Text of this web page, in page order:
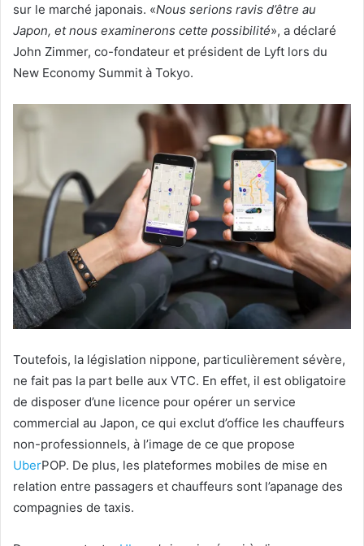
sur le marché japonais. «Nous serions ravis d’être au
Japon, et nous examinerons cette possibilité», a déclaré
John Zimmer, co-fondateur et président de Lyft lors du
New Economy Summit à Tokyo.
Toutefois, la législation nippone, particulièrement sévère,
ne fait pas la part belle aux VTC. En effet, il est obligatoire
de disposer d’une licence pour opérer un service
commercial au Japon, ce qui exclut d’office les chauffeurs
non-professionnels, à l’image de ce que propose
UberPOP. De plus, les plateformes mobiles de mise en
relation entre passagers et chauffeurs sont l’apanage des
compagnies de taxis.